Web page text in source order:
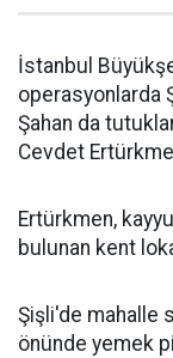
İstanbul
operasyonlarda
Şahan da
Cevdet
Ertürkmen,
bulunan kent
Şişli'de mahalle
önünde yemek